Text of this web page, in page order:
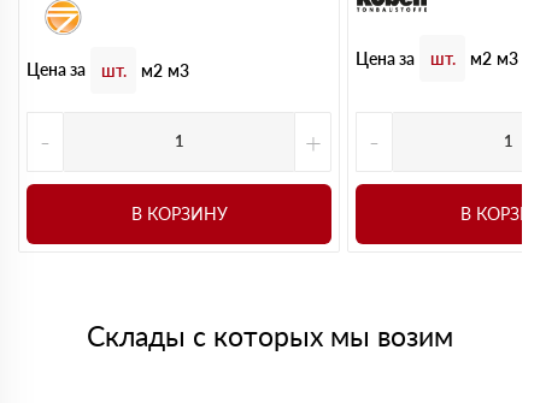
Цена за шт. м2 м3
- +
В КОРЗИНУ
Цена за шт. м2 м3
-
В
Склады с которых мы возим